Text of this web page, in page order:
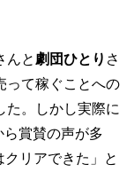
んと 劇団ひとり さ
って稼ぐことへの
た。しかし実際に
賞賛の声が多
リアできた」と